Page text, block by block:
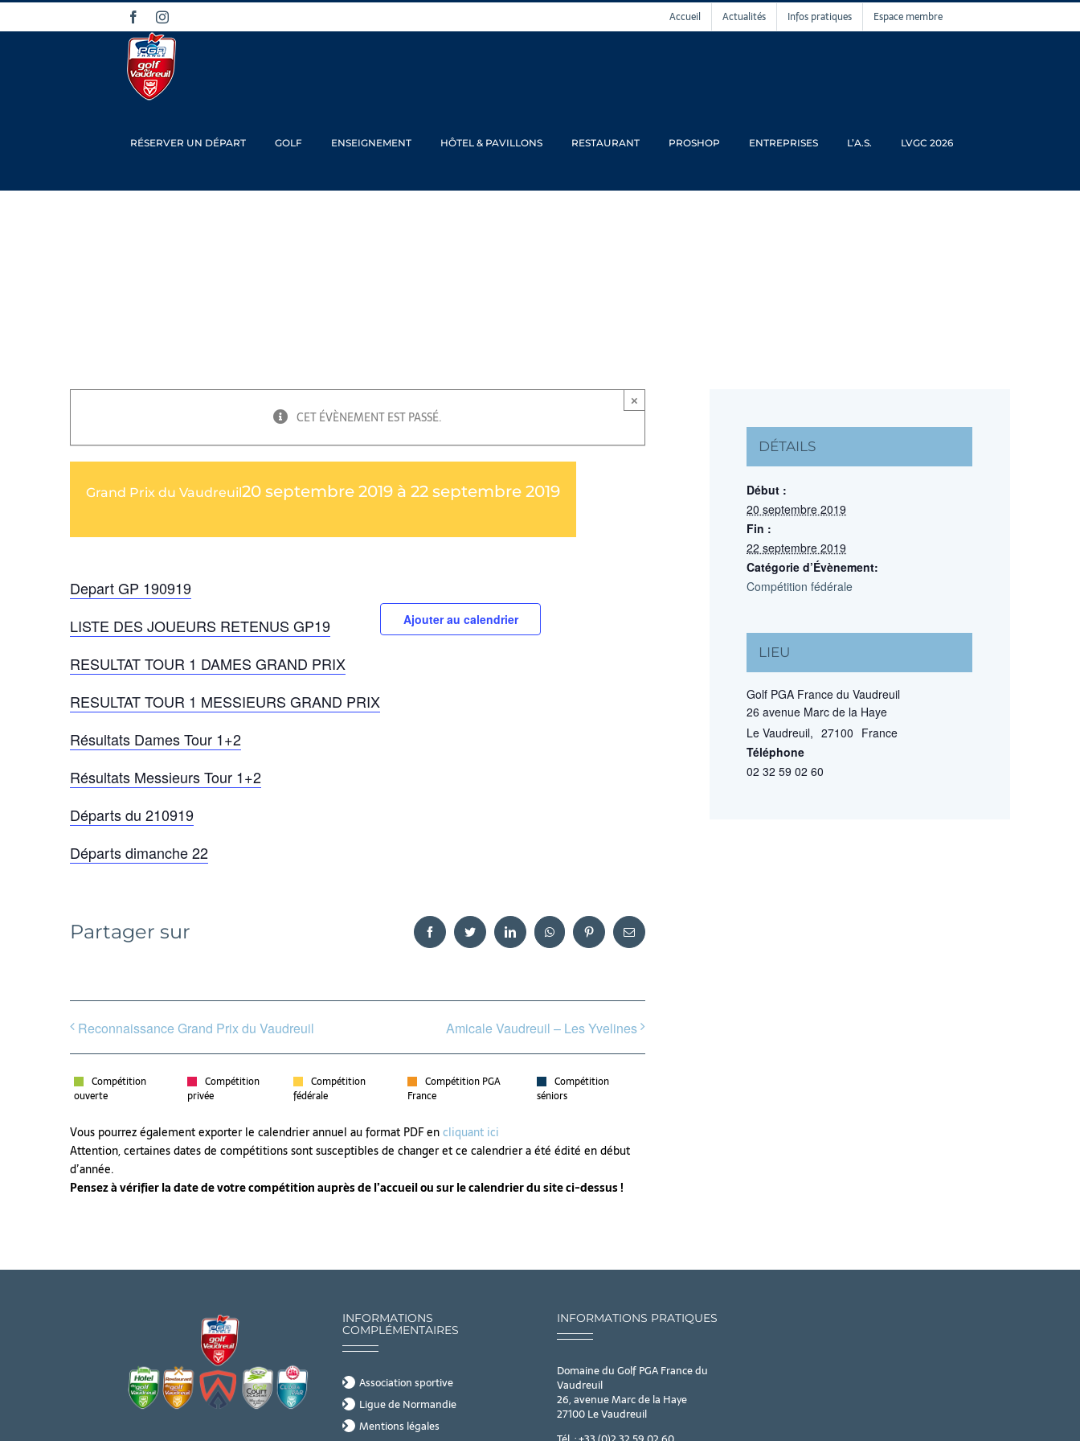
Passer
contenu
FacebookInstagram Accueil Actualités Infos pratiques Espace membre
RÉSERVER UN DÉPART GOLF ENSEIGNEMENT HÔTEL & PAVILLONS RESTAURANT PROSHOP ENTREPRISES L’A.S. LVGC 2026
×
CET ÉVÈNEMENT EST PASSÉ.
Grand Prix du Vaudreuil 20 septembre 2019 à 22 septembre 2019
Depart GP 190919
LISTE DES JOUEURS RETENUS GP19
RESULTAT TOUR 1 DAMES GRAND PRIX
RESULTAT TOUR 1 MESSIEURS GRAND PRIX
Résultats Dames Tour 1+2
Résultats Messieurs Tour 1+2
Départs du 210919
Départs dimanche 22
Ajouter au calendrier
Partager sur FacebookTwitter LinkedInWhatsAppPinterestEmail
Reconnaissance Grand Prix du Vaudreuil Amicale Vaudreuil – Les Yvelines
Compétition
ouverte
Compétition
privée
Compétition
fédérale
Compétition PGA
France
Compétition
séniors
Vous pourrez également exporter le calendrier annuel au format PDF encliquant ici
Attention, certaines dates de compétitions sont susceptibles de changer et ce calendrier a été édité en début
d’année.
Pensez à vérifier la date de votre compétition auprès de l’accueil ou sur le calendrier du site ci-dessus !
DÉTAILS
Début :
20 septembre 2019
Fin :
22 septembre 2019
Catégorie d’Évènement:
Compétition fédérale
LIEU
Golf PGA France du Vaudreuil
26 avenue Marc de la Haye
Le Vaudreuil, 27100 France
Téléphone
02 32 59 02 60
INFORMATIONS
COMPLÉMENTAIRES
Association sportive
Ligue de Normandie
Mentions légales
INFORMATIONS PRATIQUES
Domaine du Golf PGA France du
Vaudreuil
26, avenue Marc de la Haye
27100 Le Vaudreuil